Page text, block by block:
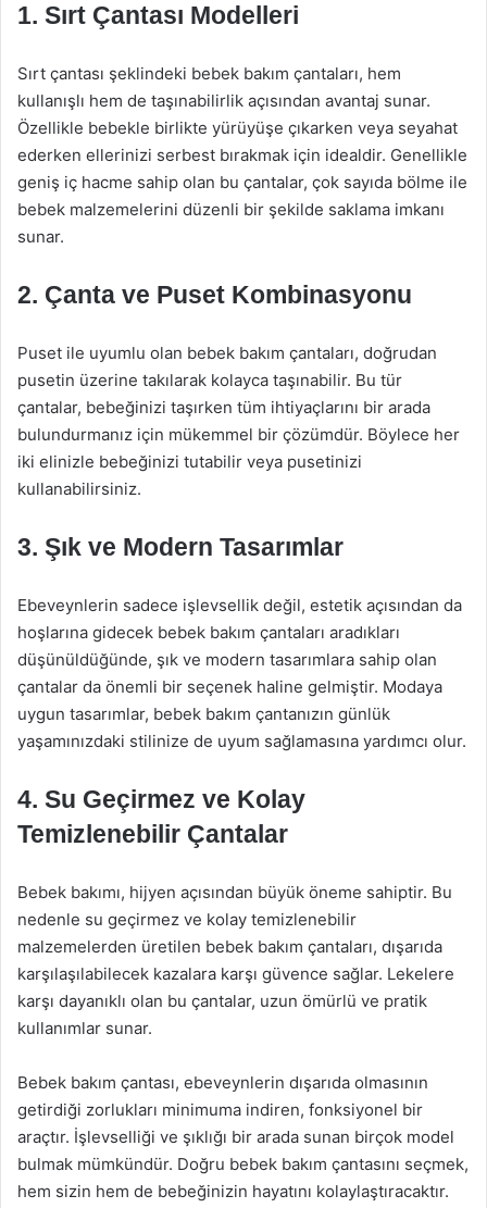
1. Sırt Çantası Modelleri
Sırt çantası şeklindeki bebek bakım çantaları, hem
kullanışlı hem de taşınabilirlik açısından avantaj sunar.
Özellikle bebekle birlikte yürüyüşe çıkarken veya seyahat
ederken ellerinizi serbest bırakmak için idealdir. Genellikle
geniş iç hacme sahip olan bu çantalar, çok sayıda bölme ile
bebek malzemelerini düzenli bir şekilde saklama imkanı
sunar.
2. Çanta ve Puset Kombinasyonu
Puset ile uyumlu olan bebek bakım çantaları, doğrudan
pusetin üzerine takılarak kolayca taşınabilir. Bu tür
çantalar, bebeğinizi taşırken tüm ihtiyaçlarını bir arada
bulundurmanız için mükemmel bir çözümdür. Böylece her
iki elinizle bebeğinizi tutabilir veya pusetinizi
kullanabilirsiniz.
3. Şık ve Modern Tasarımlar
Ebeveynlerin sadece işlevsellik değil, estetik açısından da
hoşlarına gidecek bebek bakım çantaları aradıkları
düşünüldüğünde, şık ve modern tasarımlara sahip olan
çantalar da önemli bir seçenek haline gelmiştir. Modaya
uygun tasarımlar, bebek bakım çantanızın günlük
yaşamınızdaki stilinize de uyum sağlamasına yardımcı olur.
4. Su Geçirmez ve Kolay
Temizlenebilir Çantalar
Bebek bakımı, hijyen açısından büyük öneme sahiptir. Bu
nedenle su geçirmez ve kolay temizlenebilir
malzemelerden üretilen bebek bakım çantaları, dışarıda
karşılaşılabilecek kazalara karşı güvence sağlar. Lekelere
karşı dayanıklı olan bu çantalar, uzun ömürlü ve pratik
kullanımlar sunar.
Bebek bakım çantası, ebeveynlerin dışarıda olmasının
getirdiği zorlukları minimuma indiren, fonksiyonel bir
araçtır. İşlevselliği ve şıklığı bir arada sunan birçok model
bulmak mümkündür. Doğru bebek bakım çantasını seçmek,
hem sizin hem de bebeğinizin hayatını kolaylaştıracaktır.